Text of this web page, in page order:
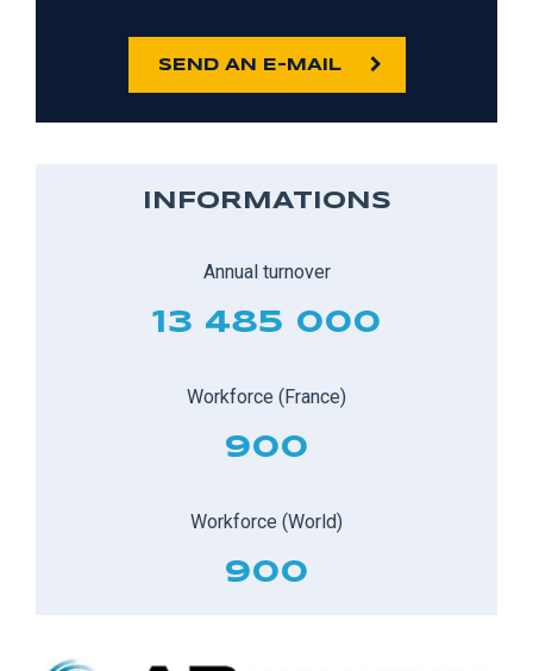
SEND AN E-MAIL
INFORMATIONS
Annual turnover
13 485 000
Workforce (France)
900
Workforce (World)
900